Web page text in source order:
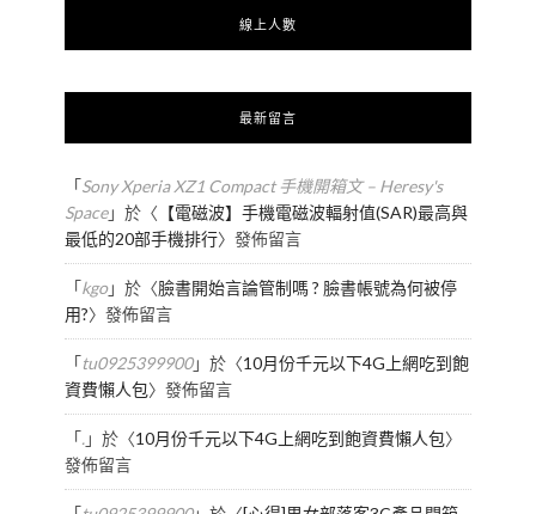
線上人數
最新留言
「Sony Xperia XZ1 Compact 手機開箱文 – Heresy's
Space」於〈 【電磁波】手機電磁波輻射值(SAR)最高與
最低的20部手機排行〉發佈留言
「kgo」於〈臉書開始言論管制嗎 ? 臉書帳號為何被停
用?〉發佈留言
「tu0925399900」於〈10月份千元以下4G上網吃到飽
資費懶人包〉發佈留言
「.」於〈10月份千元以下4G上網吃到飽資費懶人包〉
發佈留言